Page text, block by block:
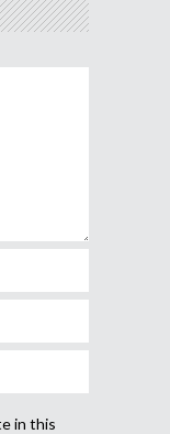
in this